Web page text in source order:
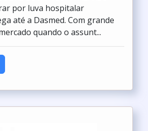
por luva hospitalar
até a Dasmed. Com grande
quando o assunt...